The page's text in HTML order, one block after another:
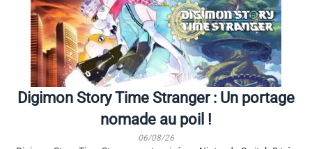
Digimon Story Time Stranger : Un portage
nomade au poil !
06/08/26